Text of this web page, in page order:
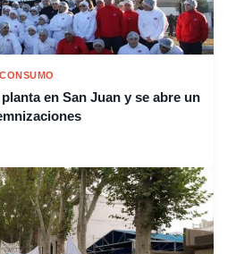
en San Juan y se abre un